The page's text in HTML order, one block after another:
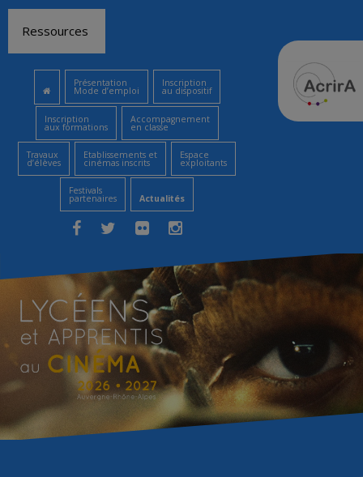
contenu
Ressources
Présentation
Mode d’emploi
Inscription
au dispositif
Inscription
aux formations
Accompagnement
en classe
Travaux
d’élèves
Etablissements et
cinémas inscrits
Espace
exploitants
Festivals
partenaires Actualités